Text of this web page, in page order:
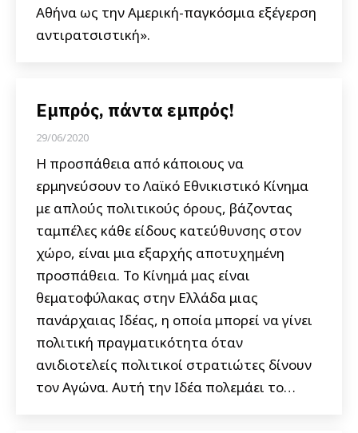
Αθήνα ως την Αμερική-παγκόσμια εξέγερση
αντιρατσιστική».
Εμπρός, πάντα εμπρός!
29/06/2020
Η προσπάθεια από κάποιους να
ερμηνεύσουν το Λαϊκό Εθνικιστικό Κίνημα
με απλούς πολιτικούς όρους, βάζοντας
ταμπέλες κάθε είδους κατεύθυνσης στον
χώρο, είναι μια εξαρχής αποτυχημένη
προσπάθεια. Το Κίνημά μας είναι
θεματοφύλακας στην Ελλάδα μιας
πανάρχαιας Ιδέας, η οποία μπορεί να γίνει
πολιτική πραγματικότητα όταν
ανιδιοτελείς πολιτικοί στρατιώτες δίνουν
τον Αγώνα. Αυτή την Ιδέα πολεμάει το…